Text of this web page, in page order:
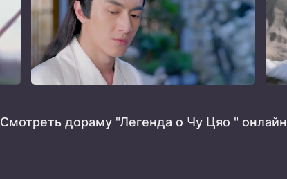
Смотреть дораму "Легенда о Чу Цяо " онлайн